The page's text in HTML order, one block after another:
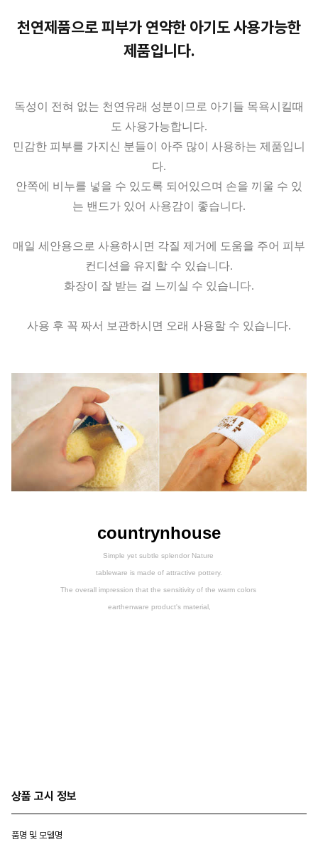
천연제품으로 피부가 연약한 아기도 사용가능한
제품입니다.
독성이 전혀 없는 천연유래 성분이므로 아기들 목욕시킬때
도 사용가능합니다.
민감한 피부를 가지신 분들이 아주 많이 사용하는 제품입니
다.
안쪽에 비누를 넣을 수 있도록 되어있으며 손을 끼울 수 있
는 밴드가 있어 사용감이 좋습니다.
매일 세안용으로 사용하시면 각질 제거에 도움을 주어 피부
컨디션을 유지할 수 있습니다.
화장이 잘 받는 걸 느끼실 수 있습니다.
사용 후 꼭 짜서 보관하시면 오래 사용할 수 있습니다.
countrynhouse
Simple yet subtle splendor Nature
tableware is made of attractive pottery.
The overall impression that the sensitivity of the warm colors
earthenware product's material,
상품 고시 정보
품명 및 모델명